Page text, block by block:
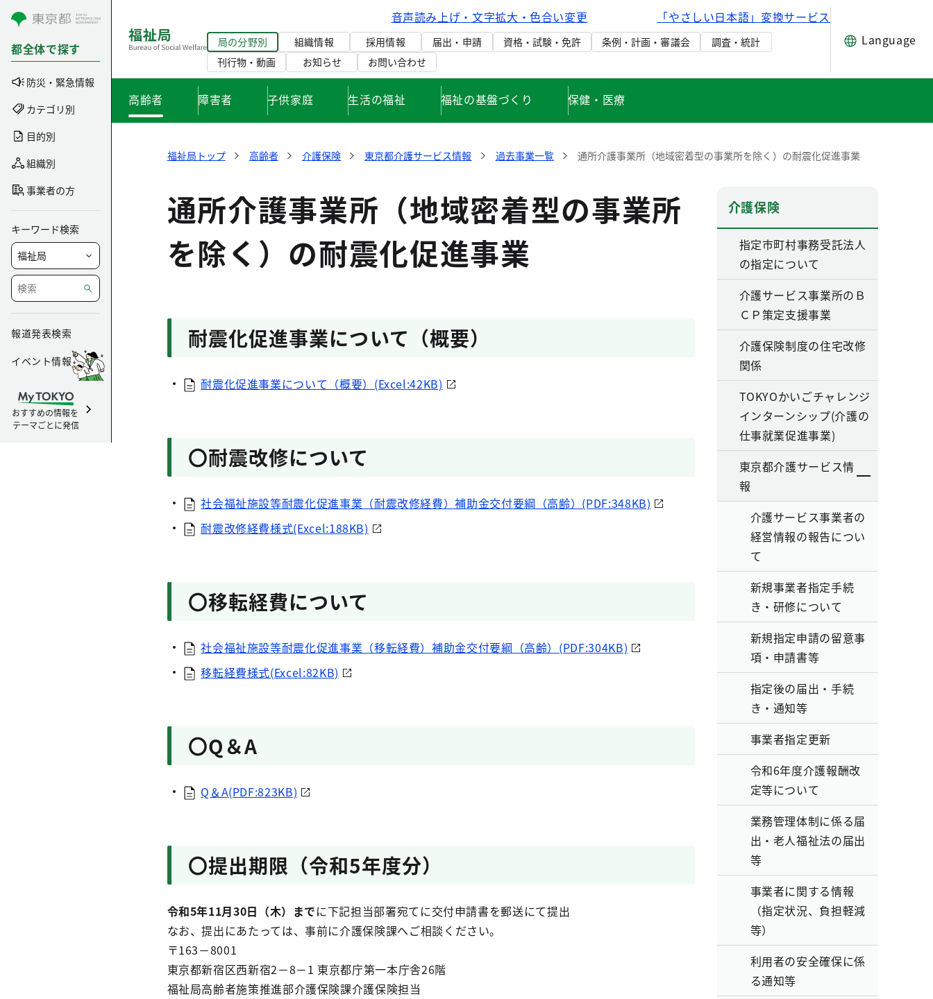
コンテンツにスキップ
都全体で探す
防災・緊急情報
カテゴリ別
目的別
組織別
事業者の方
キーワード検索
報道発表検索
イベント情報
おすすめの情報を
テーマごとに発信
音声読み上げ・文字拡大・色合い変更 「やさしい日本語」変換サービス
局の分野別 組織情報 採用情報 届出・申請 資格・試験・免許 条例・計画・審議会
調査・統計
刊行物・動画
お知らせ お問い合わせ
Language
高齢者 障害者 子供家庭 生活の福祉 福祉の基盤づくり 保健・医療
福祉局トップ 高齢者 介護保険 東京都介護サービス情報 過去事業一覧 通所介護事業所（地域密着型の事業所を除く）の耐震化促進事業
通所介護事業所（地域密着型の事業所
を除く）の耐震化促進事業
耐震化促進事業について（概要）
耐震化促進事業について（概要）(Excel:42KB)
〇耐震改修について
社会福祉施設等耐震化促進事業（耐震改修経費）補助金交付要綱（高齢）(PDF:348KB)
耐震改修経費様式(Excel:188KB)
〇移転経費について
社会福祉施設等耐震化促進事業（移転経費）補助金交付要綱（高齢）(PDF:304KB)
移転経費様式(Excel:82KB)
〇Q＆A
Q＆A(PDF:823KB)
〇提出期限（令和5年度分）
令和5年11月30日（木）までに下記担当部署宛てに交付申請書を郵送にて提出
なお、提出にあたっては、事前に介護保険課へご相談ください。
〒163－8001
東京都新宿区西新宿2－8－1 東京都庁第一本庁舎26階
福祉局高齢者施策推進部介護保険課介護保険担当
介護保険
指定市町村事務受託法人
の指定について
介護サービス事業所のＢ
ＣＰ策定支援事業
介護保険制度の住宅改修
関係
TOKYOかいごチャレンジ
インターンシップ(介護の
仕事就業促進事業)
東京都介護サービス情
報
介護サービス事業者の
経営情報の報告につい
て
新規事業者指定手続
き・研修について
新規指定申請の留意事
項・申請書等
指定後の届出・手続
き・通知等
事業者指定更新
令和6年度介護報酬改
定等について
業務管理体制に係る届
出・老人福祉法の届出
等
事業者に関する情報
（指定状況、負担軽減
等）
利用者の安全確保に係
る通知等